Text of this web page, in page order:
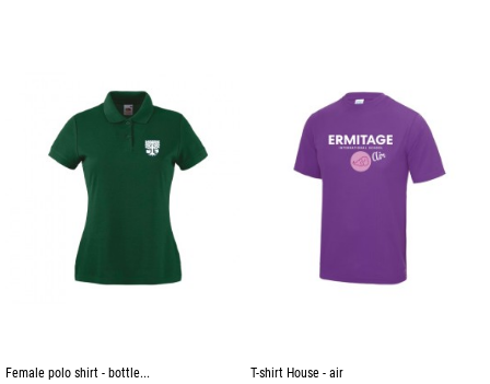
Female polo shirt - bottle... T-shirt House - air